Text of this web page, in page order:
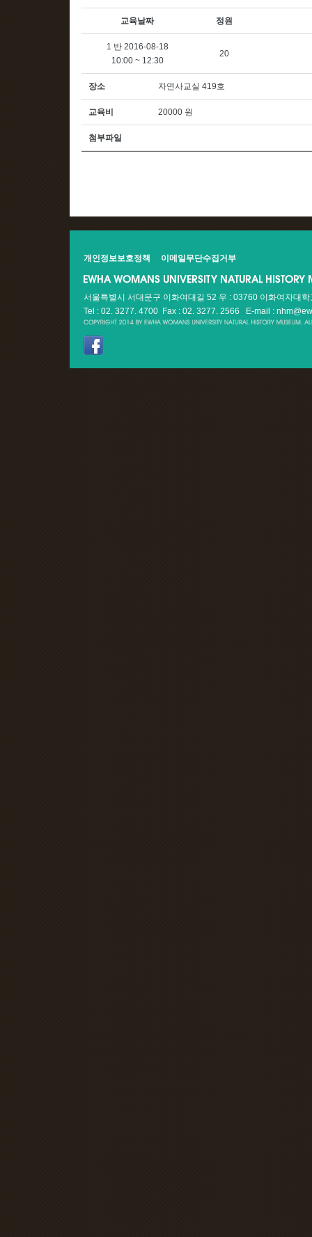
교육날짜 정원
1 반 2016-08-18
10:00 ~ 12:30
20
장소 자연사교실 419호
교육비 20000 원
첨부파일
개인정보보호정책 이메일무단수집거부
서울특별시 서대문구 이화여대길 52 우 : 03760 이화여자대
Tel : 02. 3277. 4700 Fax : 02. 3277. 2566
E-mail :